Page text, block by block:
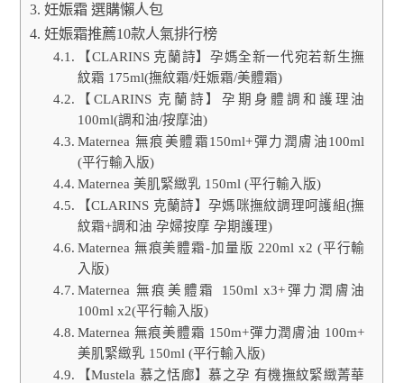
妊娠霜 選購懶人包
妊娠霜推薦10款人氣排行榜
【CLARINS 克蘭詩】孕媽全新一代宛若新生撫
紋霜 175ml(撫紋霜/妊娠霜/美體霜)
【CLARINS 克蘭詩】孕期身體調和護理油
100ml(調和油/按摩油)
Maternea 無痕美體霜150ml+彈力潤膚油100ml
(平行輸入版)
Maternea 美肌緊緻乳 150ml (平行輸入版)
【CLARINS 克蘭詩】孕媽咪撫紋調理呵護組(撫
紋霜+調和油 孕婦按摩 孕期護理)
Maternea 無痕美體霜-加量版 220ml x2 (平行輸
入版)
Maternea 無痕美體霜 150ml x3+彈力潤膚油
100ml x2(平行輸入版)
Maternea 無痕美體霜 150m+彈力潤膚油 100m+
美肌緊緻乳 150ml (平行輸入版)
【Mustela 慕之恬廊】慕之孕 有機撫紋緊緻菁華